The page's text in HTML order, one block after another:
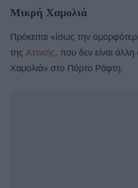
Μικρή Χαμολιά
Πρόκειται «ίσως την
της Αττικής, που δεν είναι
Χαμολιά» στο Πόρτο Ράφτη.